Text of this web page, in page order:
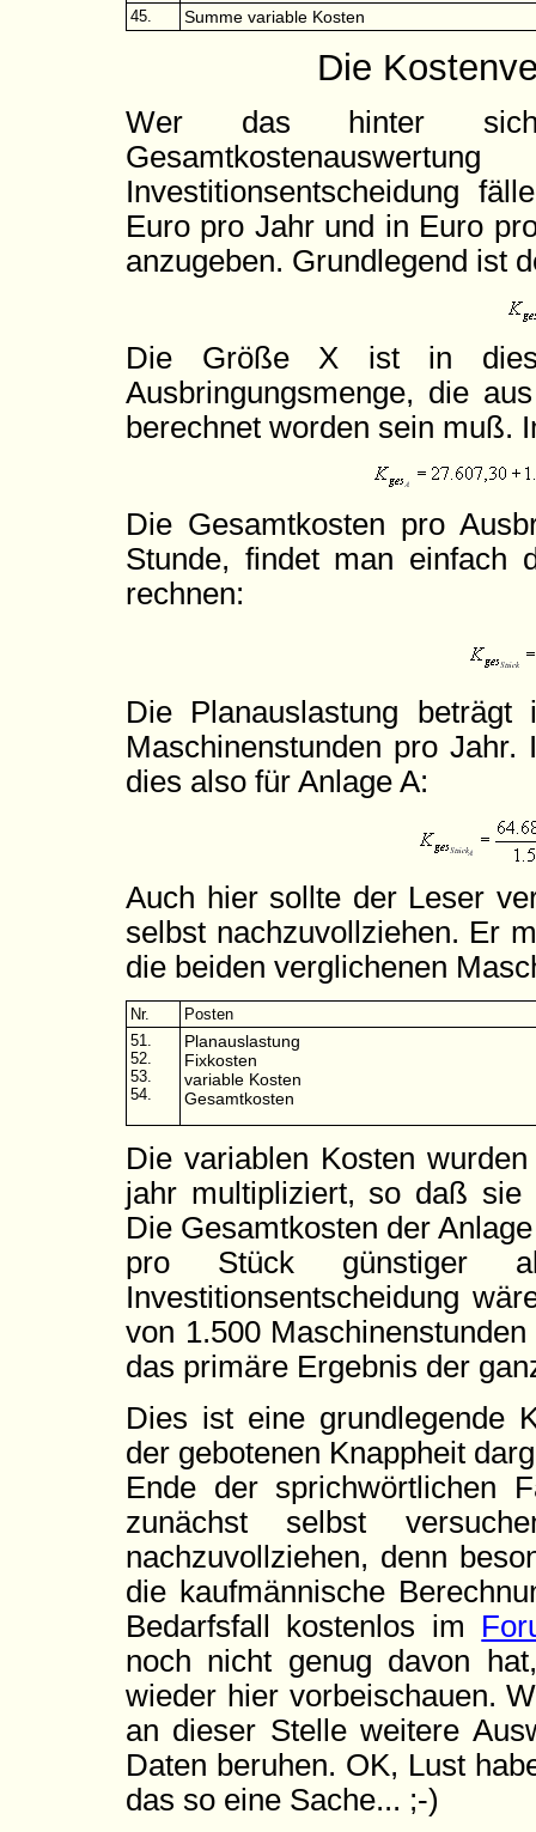
45. Summe variable Kosten
Die
Wer das hinter
Investitionsentscheidung
Euro pro Jahr und in Euro
anzugeben. Grundlegend ist
Die Größe X ist in
Ausbringungsmenge, die
berechnet worden sein muß.
Die Gesamtkosten pro
Stunde, findet man einfach
rechnen:
Die Planauslastung
Maschinenstunden pro
dies also für Anlage A:
Auch hier sollte der Leser
selbst nachzuvollziehen. Er
die beiden verglichenen
Nr.
Posten
51.
52.
53.
54.
Planauslastung
Fixkosten
variable Kosten
Gesamtkosten
Die variablen Kosten
jahr multipliziert, so daß sie
Die Gesamtkosten der
pro Stück
Investitionsentscheidung
von 1.500
das primäre Ergebnis der
Dies ist eine grundlegende
der gebotenen Knappheit
Ende der sprichwörtlichen
zunächst selbst
nachzuvollziehen, denn
die kaufmännische
Bedarfsfall kostenlos im
noch nicht genug davon
wieder hier vorbeischauen.
an dieser Stelle weitere
Daten beruhen. OK, Lust
das so eine Sache... ;-)